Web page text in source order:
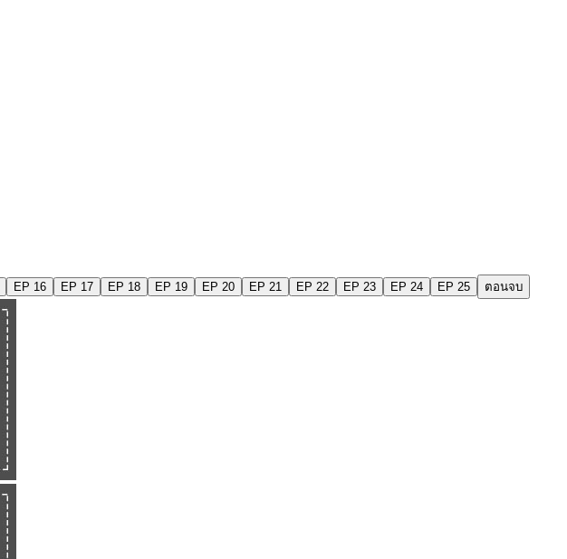
EP 16 EP 17 EP 18 EP 19 EP 20 EP 21 EP 22 EP 23 EP 24 EP 25 ตอนจบ